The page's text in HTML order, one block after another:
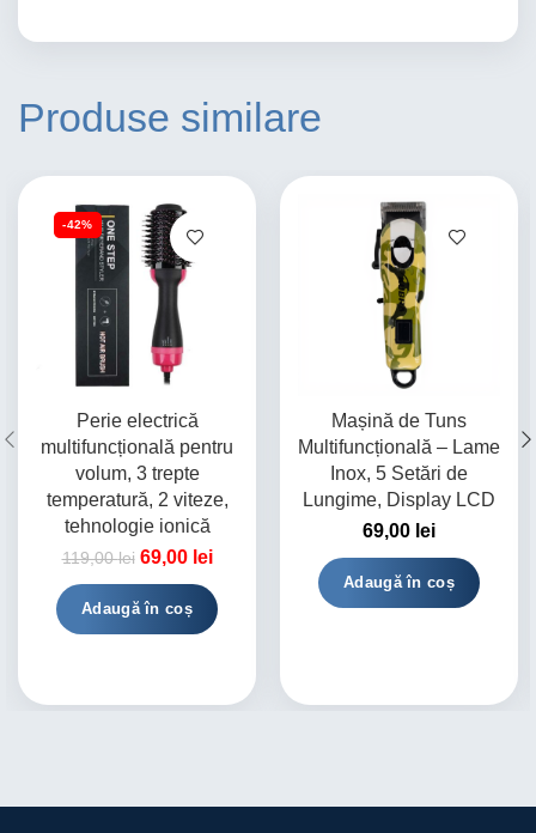
Produse similare
-42%
Perie electrică
multifuncțională pentru
volum, 3 trepte
temperatură, 2 viteze,
tehnologie ionică
119,00lei 69,00 lei
Adaugă în coș
Mașină de Tuns
Multifuncțională – Lame
Inox, 5 Setări de
Lungime, Display LCD
69,00 lei
Adaugă în coș